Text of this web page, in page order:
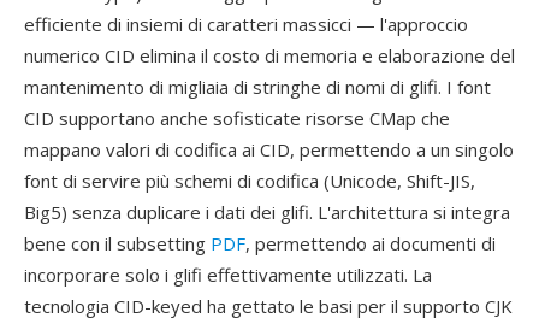
efficiente di insiemi di caratteri massicci — l'approccio
numerico CID elimina il costo di memoria e elaborazione del
mantenimento di migliaia di stringhe di nomi di glifi. I font
CID supportano anche sofisticate risorse CMap che
mappano valori di codifica ai CID, permettendo a un singolo
font di servire più schemi di codifica (Unicode, Shift-JIS,
Big5) senza duplicare i dati dei glifi. L'architettura si integra
bene con il subsetting PDF, permettendo ai documenti di
incorporare solo i glifi effettivamente utilizzati. La
tecnologia CID-keyed ha gettato le basi per il supporto CJK